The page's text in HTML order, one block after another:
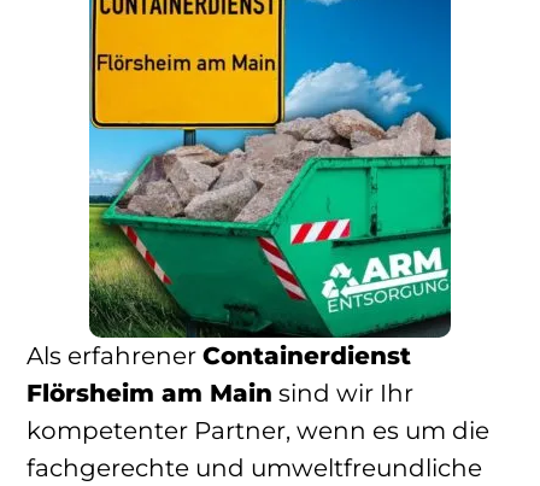
Als erfahrener Containerdienst
Flörsheim am Main sind wir Ihr
kompetenter Partner, wenn es um die
fachgerechte und umweltfreundliche